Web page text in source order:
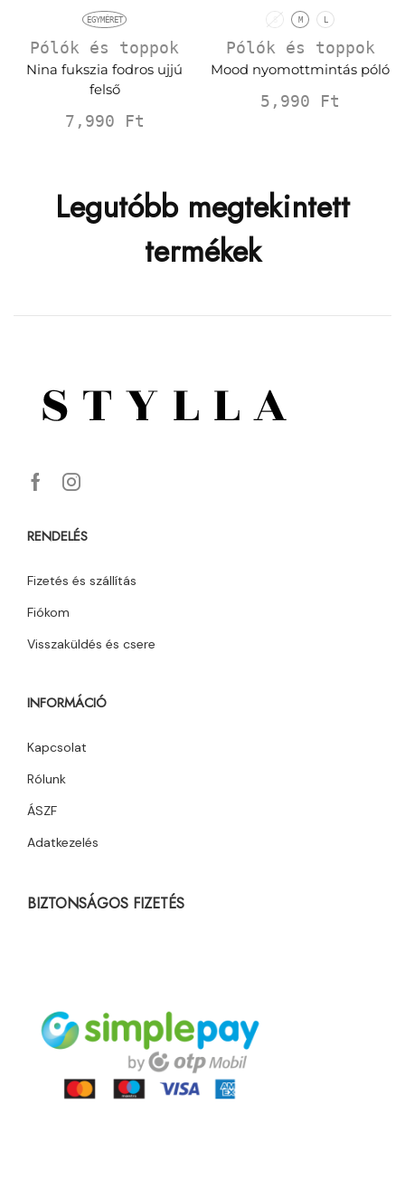
EGYMÉRET
Pólók és toppok
Nina fukszia fodros ujjú
felső
7,990 Ft
M L
Pólók és toppok
Mood nyomottmintás póló
5,990 Ft
Legutóbb megtekintett
termékek
RENDELÉS
Fizetés és szállítás
Fiókom
Visszaküldés és csere
INFORMÁCIÓ
Kapcsolat
Rólunk
ÁSZF
Adatkezelés
BIZTONSÁGOS FIZETÉS